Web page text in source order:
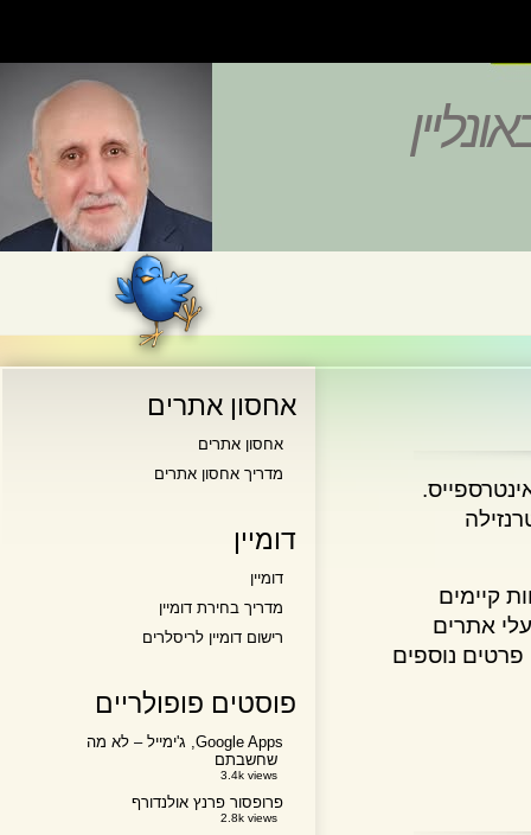
אתרים
נוספים
אחסון אתרים
אחסון אתרים
מדריך אחסון אתרים
דומיין
דומיין
מדריך בחירת דומיין
רישום דומיין לריסלרים
פוסטים פופולריים
Google Apps, ג'ימייל – לא מה
שחשבתם
3.4k views
פרופסור פרנץ אולנדורף
2.8k views